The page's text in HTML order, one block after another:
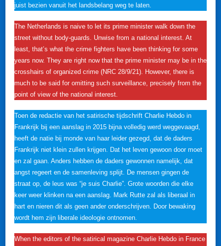
juist bezien vanuit het landsbelang weg te laten.
The Netherlands is naive to let its prime minister walk down the
street without body-guards. Unwise from a national interest. At
least, that’s what the crime fighters have been thinking for some
years now. They are right now that the prime minister may be in the
crosshairs of organized crime (NRC 28/9/21). However, there is
much to be said for omitting such surveillance, precisely from the
point of view of the national interest.
Toen de redactie van het satirische tijdschrift Charlie Hebdo in
Frankrijk bij een aanslag in 2015 bijna volledig werd weggevaagd,
heeft de natie bij monde van haar leider gezegd, dat de daders
Frankrijk niet klein zullen krijgen. Dat het leven gewoon door moet
en zal gaan. Anders hebben de daders gewonnen namelijk, dat
angst regeert en de samenleving splijt. De mensen gingen de
straat op, de leus was “je suis Charlie”. Grote woorden die elke
keer weer klinken na een aanslag. Mark Rutte zal als liberaal in
hart en nieren dit als geen ander onderschrijven. Door bewaking
wordt hem zijn liberale ideologie ontnomen.
When the editors of the satirical magazine Charlie Hebdo in France